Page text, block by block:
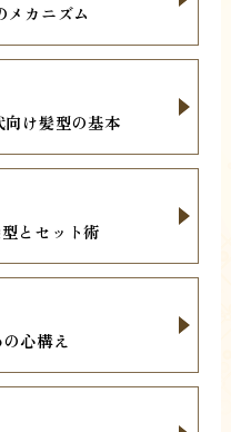
カニズム
け髪型の基本
とセット術
心構え